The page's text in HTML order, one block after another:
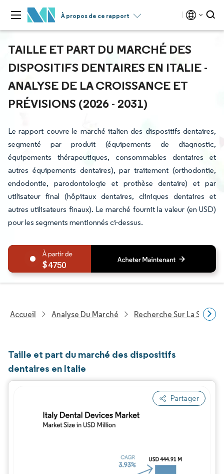
À propos de ce rapport
TAILLE ET PART DU MARCHÉ DES
DISPOSITIFS DENTAIRES EN ITALIE -
ANALYSE DE LA CROISSANCE ET
PRÉVISIONS (2026 - 2031)
Le rapport couvre le marché italien des dispositifs dentaires,
segmenté par produit (équipements de diagnostic,
équipements thérapeutiques, consommables dentaires et
autres équipements dentaires), par traitement (orthodontie,
endodontie, parodontologie et prothèse dentaire) et par
utilisateur final (hôpitaux dentaires, cliniques dentaires et
autres utilisateurs finaux). Le marché fournit la valeur (en USD)
pour les segments mentionnés ci-dessus.
4750
Accueil Analyse Du Marché Recherche Sur La Santé
Taille et part du marché des dispositifs
dentaires en Italie
Partager